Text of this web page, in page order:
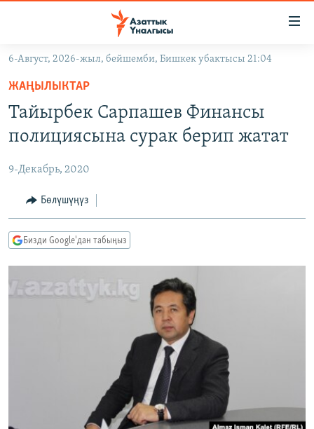
Навигацияга
өтүңүз
Издөөгө
салыңыз
КЫРГЫЗСТАН
КЫРГЫЗСТАН
ЭКОНОМИКА
МАДАНИЯТ
БОРБОР АЗИЯ
АТАЙЫН ИЛИКТӨӨ
ТВ ПРОГРАММАЛАР
ЭКСПЕРТТЕР ТАЛДАЙТ
ЫҢГАЙСЫЗ СУРООЛОР
ӨЗГӨЧӨ ПИКИР
Русский
ЭЕ/АРнун бардык сайттары
6-Август, 2026-жыл, бейшемби, Бишкек убактысы 21:04
ЖАҢЫЛЫКТАР
Тайырбек Сарпашев Финансы
полициясына сурак берип жатат
9-Декабрь, 2020
Бөлүшүңүз
Бизди Google'дан табыңыз